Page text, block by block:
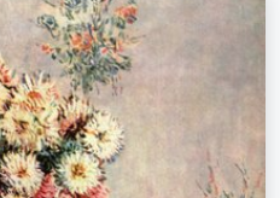
Wiese, Abstrakt mit viel Rot, Dunkles
Ölgemälde, Stehender Akt neben einem
Baum.